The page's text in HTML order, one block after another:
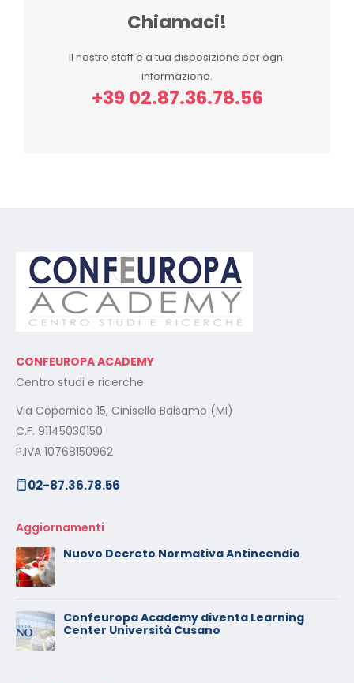
Chiamaci!
Il nostro staff è a tua disposizione per ogni
informazione.
+39 02.87.36.78.56
CONFEUROPA ACADEMY
Centro studi e ricerche
Via Copernico 15, Cinisello Balsamo (MI)
C.F. 91145030150
P.IVA 10768150962
02-87.36.78.56
Aggiornamenti
Nuovo Decreto Normativa Antincendio
Confeuropa Academy diventa Learning
Center Università Cusano